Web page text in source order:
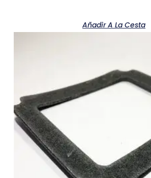
Añadir A La Cesta